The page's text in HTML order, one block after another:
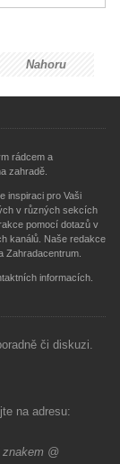
Nahoru
rádcem a
zahradě.
inspiraci pro Vaši
v různých sekcích
pomocí dotazů v
kanálů. Naše redakce
Zahradacentrum.
informacích.
či diskuzi.
na adresu:
@